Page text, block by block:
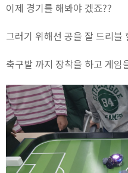
이제 경기를 해봐야 겠죠??
그러기 위해선 공을 잘 드리
축구발 까지 장착을 하고 게임